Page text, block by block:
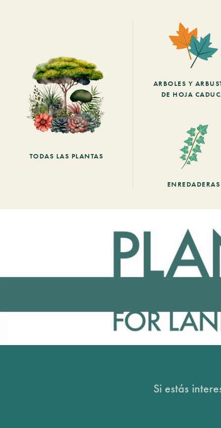
TODAS LAS PLANTAS
ARBOLES Y
DE HOJA
ENREDADERAS
Si estás